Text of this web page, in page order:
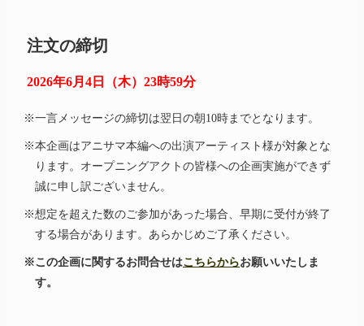
注文の締切
2026年6月4日（木）23時59分
※一言メッセージの締切は翌日の朝10時までとなります。
※本企画はアニサマ本編への出演アーティスト様が対象とな
ります。オープニングアクトの皆様への企画実施ができず
誠に申し訳ございません。
※想定を超えた数のご参加があった場合、早期に受付が終了
する場合があります。あらかじめご了承ください。
※この企画に関するお問合せはこちらからお願いいたしま
す。